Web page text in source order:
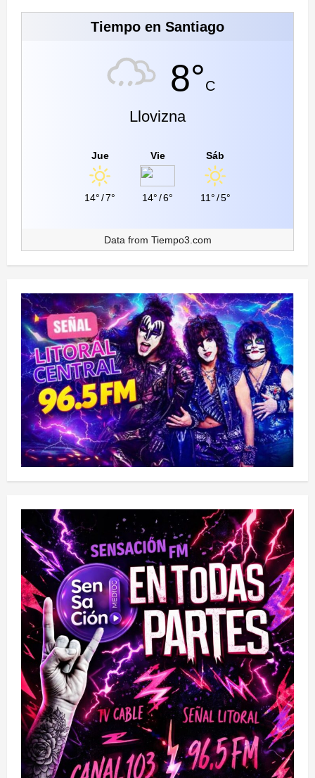
Tiempo en Santiago
8°C
Llovizna
Jue
14°/7°
Vie
14°/6°
Sáb
11°/5°
Data from Tiempo3.com